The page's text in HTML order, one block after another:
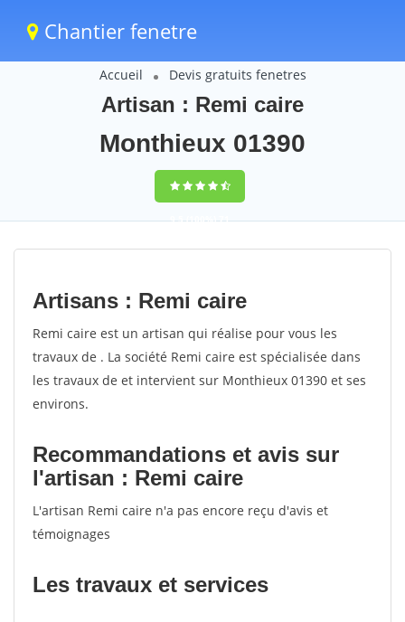
Chantier fenetre
Accueil Devis gratuits fenetres
Artisan : Remi caire
Monthieux 01390
9,5(100%)71
votes
Artisans : Remi caire
Remi caire est un artisan qui réalise pour vous les
travaux de . La société Remi caire est spécialisée dans
les travaux de et intervient sur Monthieux 01390 et ses
environs.
Recommandations et avis sur
l'artisan : Remi caire
L'artisan Remi caire n'a pas encore reçu d'avis et
témoignages
Les travaux et services